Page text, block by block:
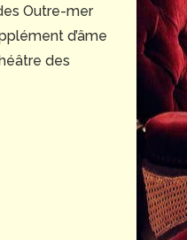
Outre-mer
d’âme
des